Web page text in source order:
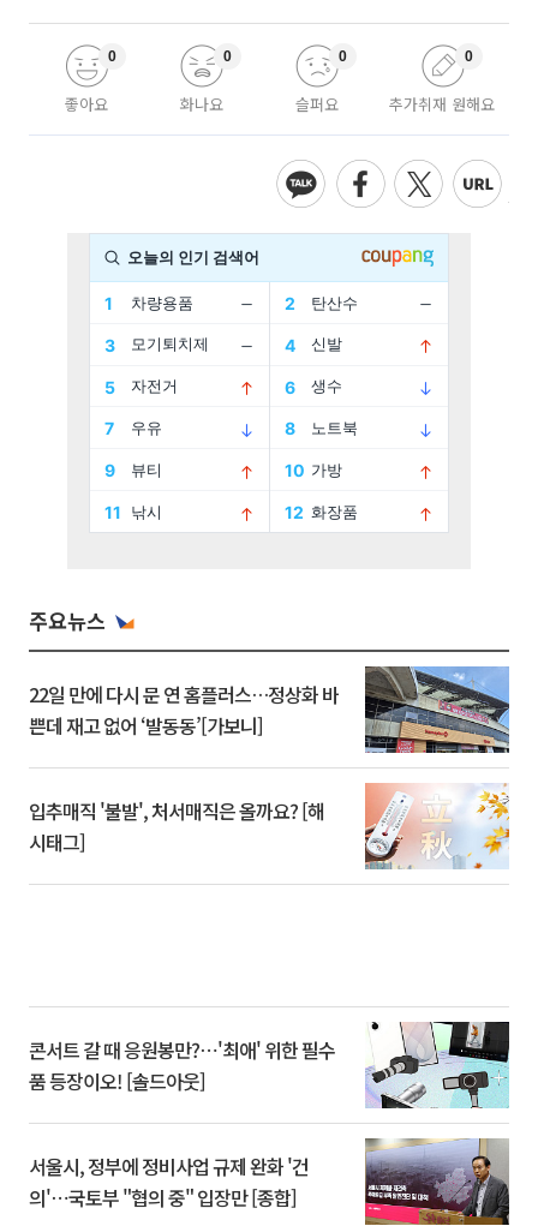
좋아요
0
화나요
0
슬퍼요
0
추가취재 원해요
0
주요뉴스
22일 만에 다시 문 연 홈플러스…정상화 바
쁜데 재고 없어 ‘발동동’[가보니]
입추매직 '불발', 처서매직은 올까요? [해
시태그]
콘서트 갈 때 응원봉만?⋯'최애' 위한 필수
품 등장이오! [솔드아웃]
서울시, 정부에 정비사업 규제 완화 '건
의'⋯국토부 "협의 중" 입장만 [종합]